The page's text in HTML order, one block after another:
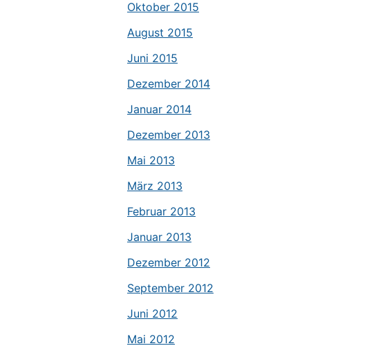
Oktober 2015
August 2015
Juni 2015
Dezember 2014
Januar 2014
Dezember 2013
Mai 2013
März 2013
Februar 2013
Januar 2013
Dezember 2012
September 2012
Juni 2012
Mai 2012